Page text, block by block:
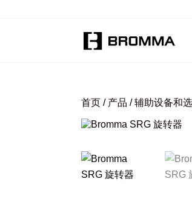
首页 / 产品 /辅助设备和